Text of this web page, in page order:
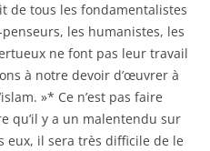
de tous les fondamentalistes
les humanistes, les
ne font pas leur travail
à notre devoir d’œuvrer à
»* Ce n’est pas faire
qu’il y a un malentendu sur
eux, il sera très difficile de le